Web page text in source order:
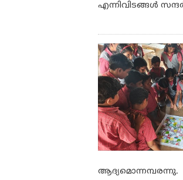
എന്നിവിടങ്ങൾ
ആദ്യമൊന്നമ്പരന്നു.